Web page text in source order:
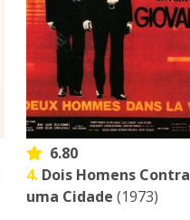
6.80
4. Dois Homens Contra
uma Cidade (1973)